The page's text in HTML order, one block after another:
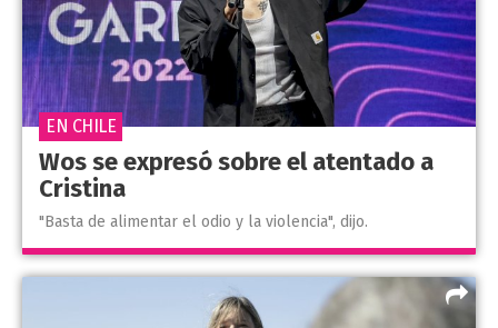
Wos se expresó sobre el atentado a
Cristina
"Basta de alimentar el odio y la violencia", dijo.
EN CHILE